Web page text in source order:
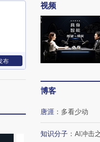
布
视频
博客
唐涯 ： 多看少动
知识分子 ： AI冲击